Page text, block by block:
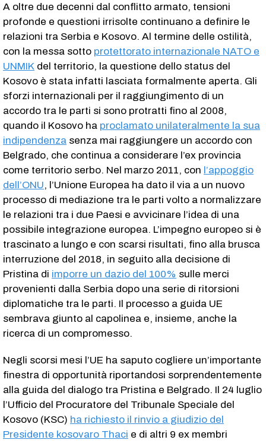
A oltre due decenni dal conflitto armato, tensioni
profonde e questioni irrisolte continuano a definire le
relazioni tra Serbia e Kosovo. Al termine delle ostilità,
con la messa sotto protettorato internazionale NATO e
UNMIK del territorio, la questione dello status del
Kosovo è stata infatti lasciata formalmente aperta. Gli
sforzi internazionali per il raggiungimento di un
accordo tra le parti si sono protratti fino al 2008,
quando il Kosovo ha proclamato unilateralmente la sua
indipendenza senza mai raggiungere un accordo con
Belgrado, che continua a considerare l’ex provincia
come territorio serbo. Nel marzo 2011, con l’appoggio
dell’ONU, l’Unione Europea ha dato il via a un nuovo
processo di mediazione tra le parti volto a normalizzare
le relazioni tra i due Paesi e avvicinare l’idea di una
possibile integrazione europea. L’impegno europeo si è
trascinato a lungo e con scarsi risultati, fino alla brusca
interruzione del 2018, in seguito alla decisione di
Pristina di imporre un dazio del 100% sulle merci
provenienti dalla Serbia dopo una serie di ritorsioni
diplomatiche tra le parti. Il processo a guida UE
sembrava giunto al capolinea e, insieme, anche la
ricerca di un compromesso.
Negli scorsi mesi l’UE ha saputo cogliere un’importante
finestra di opportunità riportandosi sorprendentemente
alla guida del dialogo tra Pristina e Belgrado. Il 24 luglio
l’Ufficio del Procuratore del Tribunale Speciale del
Kosovo (KSC) ha richiesto il rinvio a giudizio del
Presidente kosovaro Thaci e di altri 9 ex membri